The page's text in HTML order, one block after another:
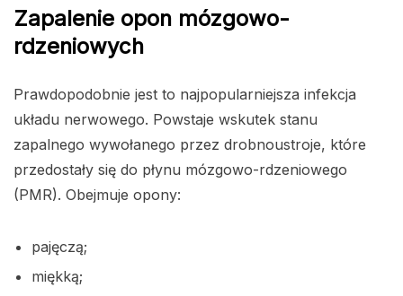
Zapalenie opon mózgowo-
rdzeniowych
Prawdopodobnie jest to najpopularniejsza infekcja
układu nerwowego. Powstaje wskutek stanu
zapalnego wywołanego przez drobnoustroje, które
przedostały się do płynu mózgowo-rdzeniowego
(PMR). Obejmuje opony:
pajęczą;
miękką;